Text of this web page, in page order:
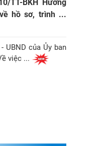
TT-BKH Hướng
hồ sơ, trình ...
UBND của Ủy ban
việc ...